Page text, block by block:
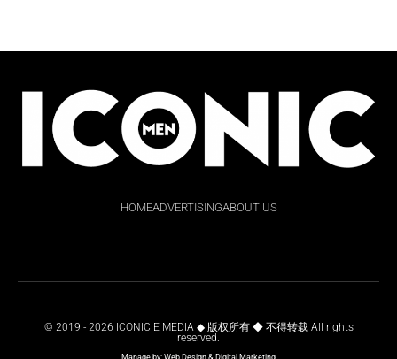
HOMEADVERTISINGABOUT US
© 2019 - 2026 ICONIC E MEDIA ◆ 版权所有 ◆ 不得转载 All rights
reserved.